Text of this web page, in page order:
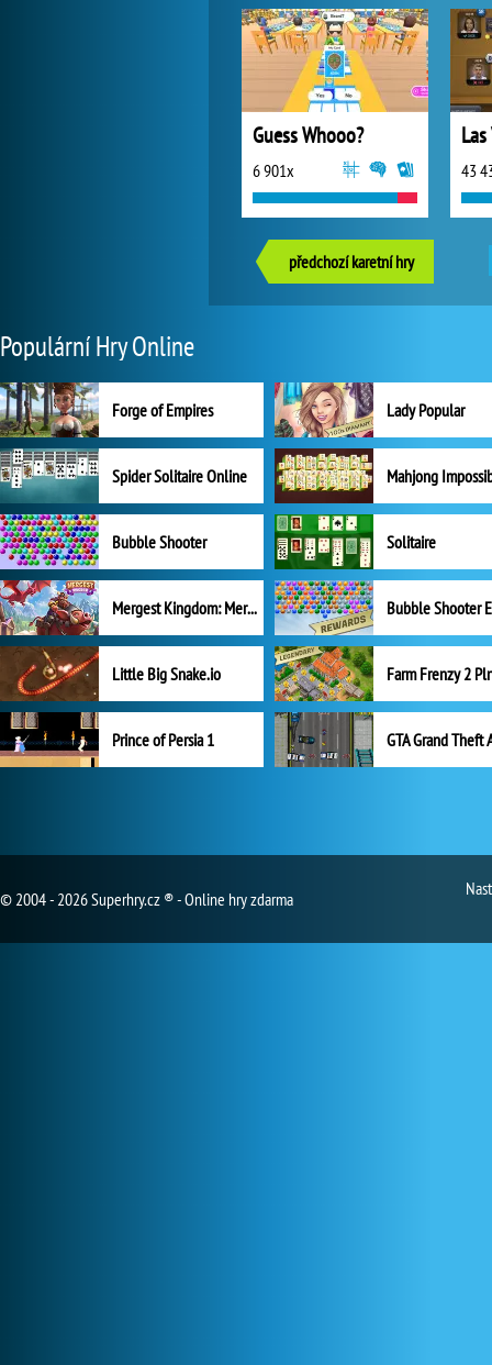
Guess Whooo?
6 901x 43
předchozí karetní hry
Populární Hry Online
Forge of Empires Lady Popular
Spider Solitaire Online Mahjong
Bubble Shooter Solitaire
Mergest Kingdom: Merge Puzzle
Little Big Snake.io
Prince of Persia 1 GTA Grand Theft
© 2004 - 2026 Superhry.cz ® - Online hry zdarma